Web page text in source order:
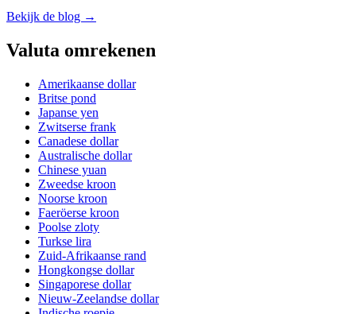
Bekijk de blog →
Valuta omrekenen
Amerikaanse dollar
Britse pond
Japanse yen
Zwitserse frank
Canadese dollar
Australische dollar
Chinese yuan
Zweedse kroon
Noorse kroon
Faeröerse kroon
Poolse zloty
Turkse lira
Zuid-Afrikaanse rand
Hongkongse dollar
Singaporese dollar
Nieuw-Zeelandse dollar